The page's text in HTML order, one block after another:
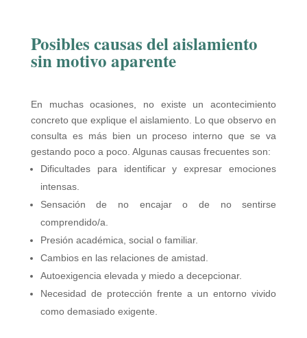
Posibles causas del aislamiento
sin motivo aparente
En muchas ocasiones, no existe un acontecimiento
concreto que explique el aislamiento. Lo que observo en
consulta es más bien un proceso interno que se va
gestando poco a poco. Algunas causas frecuentes son:
Dificultades para identificar y expresar emociones
intensas.
Sensación de no encajar o de no sentirse
comprendido/a.
Presión académica, social o familiar.
Cambios en las relaciones de amistad.
Autoexigencia elevada y miedo a decepcionar.
Necesidad de protección frente a un entorno vivido
como demasiado exigente.